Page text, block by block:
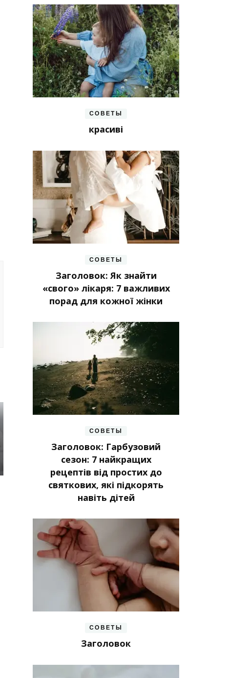
СОВЕТЫ
красиві
СОВЕТЫ
Заголовок: Як знайти
«свого» лікаря: 7 важливих
порад для кожної жінки
СОВЕТЫ
Заголовок: Гарбузовий
сезон: 7 найкращих
рецептів від простих до
святкових, які підкорять
навіть дітей
СОВЕТЫ
Заголовок